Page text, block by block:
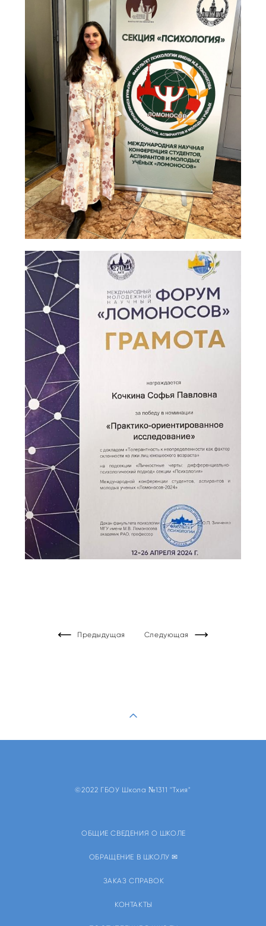
Предыдущая Следующая
©2022 ГБОУ Школа №1311 "Тхия"
ОБЩИЕ СВЕДЕНИЯ О ШКОЛЕ
ОБРАЩЕНИЕ В ШКОЛУ ✉
ЗАКАЗ СПРАВОК
КОНТАКТЫ